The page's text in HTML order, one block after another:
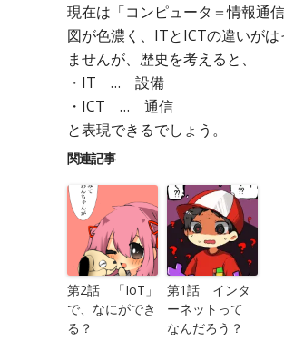
現在は「コンピュータ＝情報通
図が色濃く、ITとICTの違いがは
ませんが、歴史を考えると、
・IT … 設備
・ICT … 通信
と表現できるでしょう。
関連記事
第2話 「IoT」
で、なにができ
る？
第1話 インタ
ーネットって
なんだろう？